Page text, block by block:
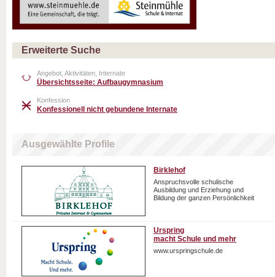
Erweiterte Suche
Angebot, Aktivitäten, Internate
Übersichtsseite: Aufbaugymnasium
Konfession
Konfessionell nicht gebundene Internate
Ausgewählte Profile
Birklehof
Anspruchsvolle schulische
Ausbildung und Erziehung und
Bildung der ganzen Persönlichkeit
Urspring
macht Schule und mehr
www.urspringschule.de